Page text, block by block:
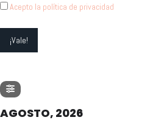
Acepto la política de privacidad
AGOSTO, 2026